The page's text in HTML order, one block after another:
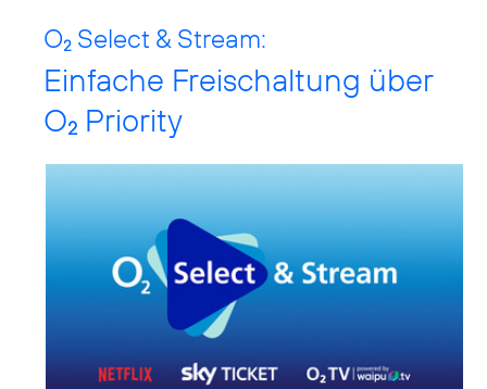
O2 Select & Stream:
Einfache Freischaltung über
O2 Priority